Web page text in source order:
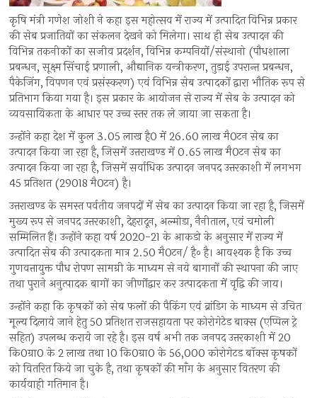
कृषि मंत्री गणेश जोशी ने कहा इस महोत्सव में राज्य में उत्पादित विभिन्न प्रकार
की सेब प्रजातियों का संकलन देखने को मिलेगा। साथ ही सेब उत्पादन की
विभिन्न तकनीकों का सजीव प्रदर्शन, विभिन्न कम्पनियों/संस्थानो (पौधशाला
प्रबन्धन, सूक्ष्म सिंचाई प्रणाली, औद्यानिक यन्त्रीकरण, तुड़ाई उपरान्त प्रबन्धन,
पैकेजिंग, विपणन एवं प्रसंस्करण) एवं विभिन्न सेब उत्पादकों द्वारा भौतिक रूप से
प्रतिभाग किया गया है। इस प्रकार के आयोजन से राज्य में सेब के उत्पादन को
व्यवसायिकता के आधार पर उच्च स्तर तक ले जाया जा सकता है।
उन्होंने कहा देश में कुल 3.05 लाख है0 में 26.60 लाख मै0टन सेब का
उत्पादन किया जा रहा है, जिसमें उत्तराखण्ड में 0.65 लाख मै0टन सेब का
उत्पादन किया जा रहा है, जिसमें सर्वाधिक उत्पादन जनपद उत्तरकाशी में लगभग
45 प्रतिशत (29018 मै0टन) है।
उत्तराखण्ड के समस्त पर्वतीय जनपदों में सेब का उत्पादन किया जा रहा है, जिसमें
मुख्य रूप से जनपद उत्तरकाशी, देहरादून, अल्मोडा, नैनीताल, एवं चमोली
सम्मिलित हैं। उन्होंने कहा वर्ष 2020-21 के आकडो के अनुसार में राज्य में
उत्पादित सेब की उत्पादकता मात्र 2.50 मै0टन/ है० है। आवश्यक है कि उच्च
गुणवत्तायुक्त पौध रोपण सामग्री के माध्यम से नये बागानों की स्थापना की जाए
तथा पुराने अनुत्पादक बागों का जीर्णोद्वार कर उत्पादकता में वृद्वि की जाय।
उन्होंने कहा कि कृषकों को सेब फलों की पैकिंग एवं ब्रांडिग के माध्यम से उचित
मूल्य दिलाये जाने हेतु 50 प्रतिशत राजसहायता पर कोरोगेटेड बाक्स (एप्पिल ट्रे
सहित) उपलब्ध कराये जा रहे है। इस वर्ष अभी तक जनपद उत्तरकाशी में 20
कि0ग्रा0 के 2 लाख तथा 10 कि0ग्रा0 के 56,000 कोरोगेटड बॉक्स कृषकों
को वितरित किये जा चुके है, तथा कृषकों की माँग के अनुसार वितरण की
कार्यवाही गतिमान है।